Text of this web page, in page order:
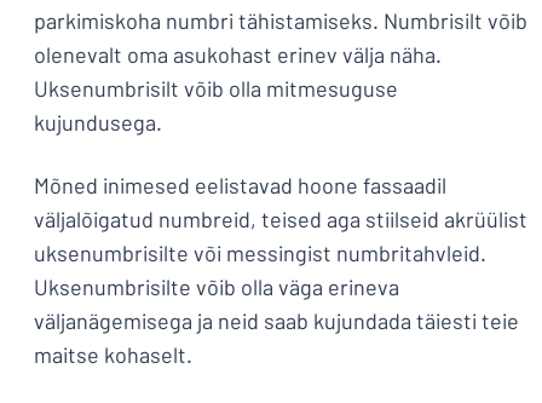
parkimiskoha numbri tähistamiseks. Numbrisilt võib
olenevalt oma asukohast erinev välja näha.
Uksenumbrisilt võib olla mitmesuguse
kujundusega.
Mõned inimesed eelistavad hoone fassaadil
väljalõigatud numbreid, teised aga stiilseid akrüülist
uksenumbrisilte või messingist numbritahvleid.
Uksenumbrisilte võib olla väga erineva
väljanägemisega ja neid saab kujundada täiesti teie
maitse kohaselt.